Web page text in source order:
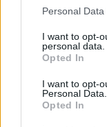
Personal
I want to opt-
personal data.
Opted In
I want to opt-
Personal Data.
Opted In